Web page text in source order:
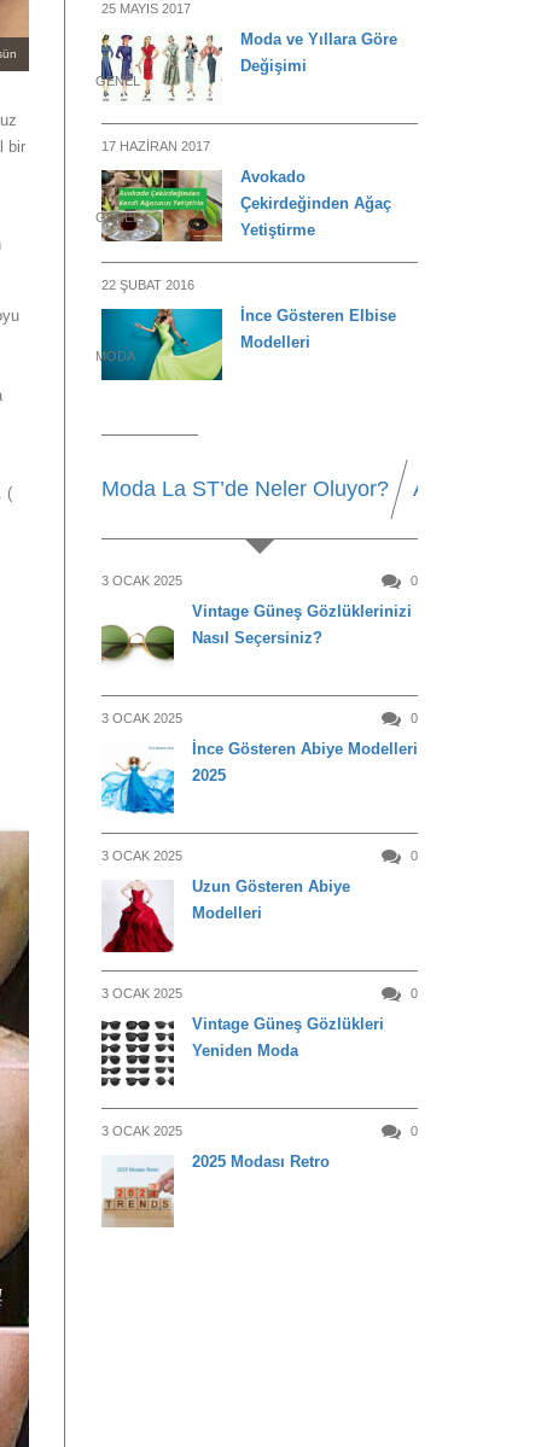
bir
(
25 MAYIS 2017
GENEL
Moda ve Yıllara Göre
Değişimi
17 HAZIRAN 2017
GENEL
Avokado
Çekirdeğinden Ağaç
Yetiştirme
22 ŞUBAT 2016
MODA
İnce Gösteren Elbise
Modelleri
Moda La ST’de Neler Oluyor? Alışveriş
3 OCAK 2025 0
Vintage Güneş Gözlüklerinizi
Nasıl Seçersiniz?
3 OCAK 2025 0
İnce Gösteren Abiye Modelleri
2025
3 OCAK 2025 0
Uzun Gösteren Abiye
Modelleri
3 OCAK 2025 0
Vintage Güneş Gözlükleri
Yeniden Moda
3 OCAK 2025 0
2025 Modası Retro